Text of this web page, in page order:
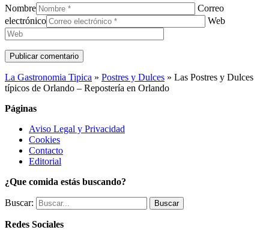
Nombre
Correo
electrónico
Web
La Gastronomia Tipica » Postres y Dulces » Las Postres y Dulces
típicos de Orlando – Repostería en Orlando
Páginas
Aviso Legal y Privacidad
Cookies
Contacto
Editorial
¿Que comida estás buscando?
Buscar:
Redes Sociales